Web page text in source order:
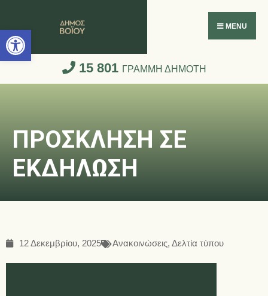
Ανοίξτε τη γραμμή εργαλείων
MENU
15 801 ΓΡΑΜΜΗ ΔΗΜΟΤΗ
ΠΡΟΣΚΛΗΣΗ ΣΕ
ΕΚΔΗΛΩΣΗ
12 Δεκεμβρίου, 2025 Ανακοινώσεις,Δελτία τύπου